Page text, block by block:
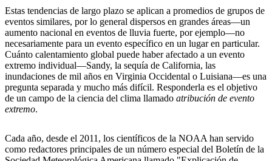
Estas tendencias de largo plazo se aplican a promedios de grupos de
eventos similares, por lo general dispersos en grandes áreas—un
aumento nacional en eventos de lluvia fuerte, por ejemplo—no
necesariamente para un evento específico en un lugar en particular.
Cuánto calentamiento global puede haber afectado a un evento
extremo individual—Sandy, la sequía de California, las
inundaciones de mil años en Virginia Occidental o Luisiana—es una
pregunta separada y mucho más difícil. Responderla es el objetivo
de un campo de la ciencia del clima llamado atribución de evento
extremo.
Cada año, desde el 2011, los científicos de la NOAA han servido
como redactores principales de un número especial del Boletín de la